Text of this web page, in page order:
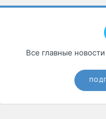
Все главные